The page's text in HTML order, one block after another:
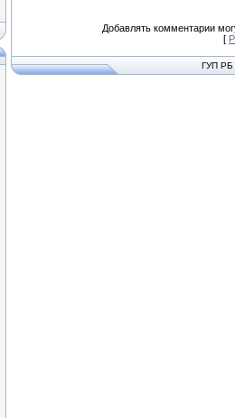
Добавлять комментарии
[
ГУП РБ